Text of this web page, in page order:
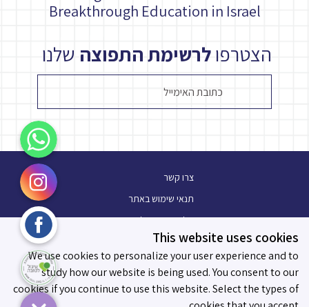
Breakthrough Education in Israel
הצטרפולרשימת התפוצה שלנו
צרו קשר
תנאי שימוש באתר
מלגת עתיד פלוס
בלוג
תו מידות לאפקטיביות
This website uses cookies
We use cookies to personalize your user experience and to
study how our website is being used. You consent to our
cookies if you continue to use this website. Select the types of
WhatsApp
Instagram
Facebook
עיגול לטובה